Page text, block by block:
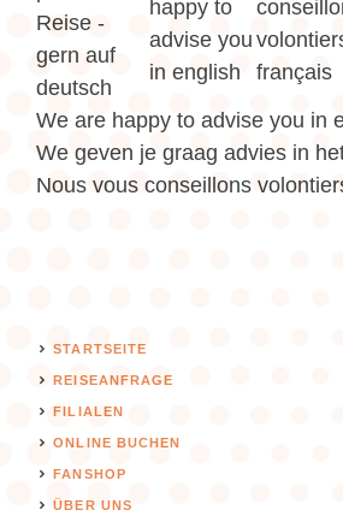
We are happy to advise you in
We geven je graag advies in
Nous vous conseillons
STARTSEITE
REISEANFRAGE
FILIALEN
ONLINE BUCHEN
FANSHOP
ÜBER UNS